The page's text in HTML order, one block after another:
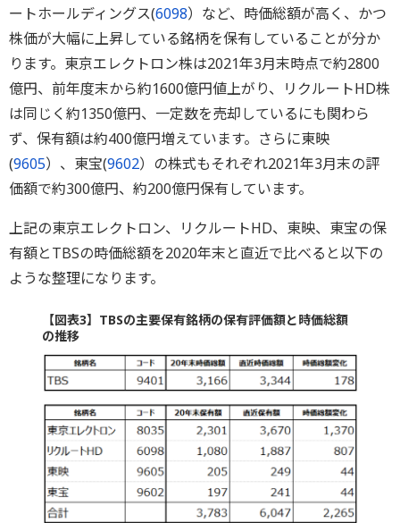
ートホールディングス(6098）など、時価総額が高く、かつ
株価が大幅に上昇している銘柄を保有していることが分か
ります。東京エレクトロン株は2021年3月末時点で約2800
億円、前年度末から約1600億円値上がり、リクルートHD株
は同じく約1350億円、一定数を売却しているにも関わら
ず、保有額は約400億円増えています。さらに東映
(9605）、東宝(9602）の株式もそれぞれ2021年3月末の評
価額で約300億円、約200億円保有しています。
上記の東京エレクトロン、リクルートHD、東映、東宝の保
有額とTBSの時価総額を2020年末と直近で比べると以下の
ような整理になります。
【図表3】TBSの主要保有銘柄の保有評価額と時価総額
の推移